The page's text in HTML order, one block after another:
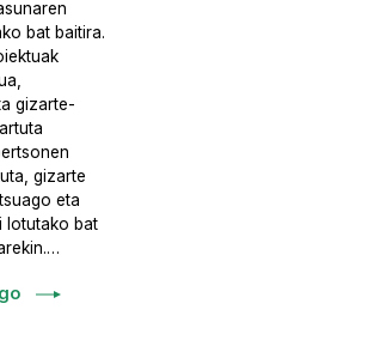
bat baitira.
gizarte-
gizarte
eta
lotutako bat